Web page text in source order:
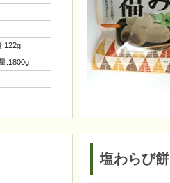
:122g
:1800g
塩わらび餅